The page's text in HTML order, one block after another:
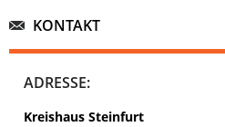
KONTAKT
ADRESSE:
Kreishaus Steinfurt